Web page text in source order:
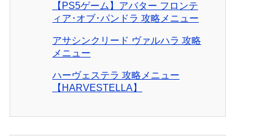
【PS5ゲーム】アバター フロンテ
ィア･オブ･パンドラ 攻略メニュー
アサシンクリード ヴァルハラ 攻略
メニュー
ハーヴェステラ 攻略メニュー
【HARVESTELLA】